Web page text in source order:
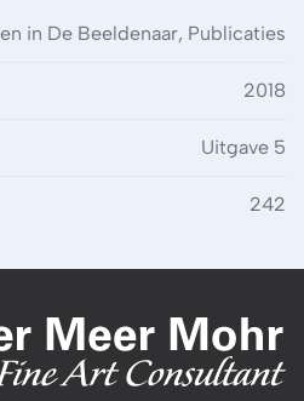
in De Beeldenaar, Publicaties
2018
Uitgave 5
242